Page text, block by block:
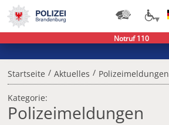
Startseite / Aktuelles / Polizeimeldungen
Kategorie:
Polizeimeldungen
Notruf 110